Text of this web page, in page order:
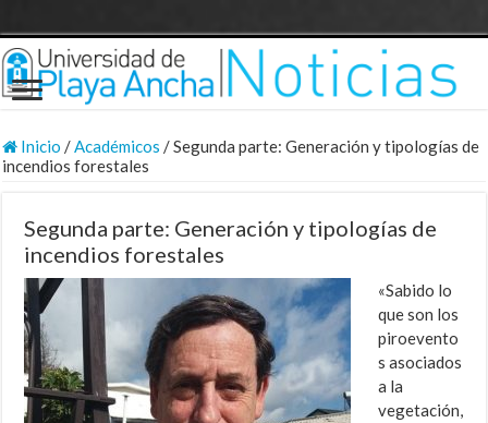
Inicio /Académicos /Segunda parte: Generación y tipologías de
incendios forestales
Segunda parte: Generación y tipologías de
incendios forestales
«Sabido lo
que son los
piroevento
s asociados
a la
vegetación,